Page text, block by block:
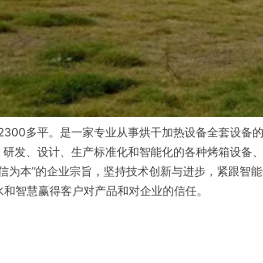
多平。是一家专业从事烘干加热设备全套设备
发、设计、生产标准化和智能化的各种烤箱设备、
为本”的企业宗旨，坚持技术创新与进步，紧跟
智慧赢得客户对产品和对企业的信任。